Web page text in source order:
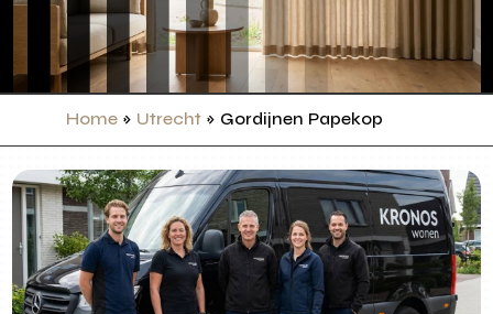
Home » Utrecht » Gordijnen Papekop